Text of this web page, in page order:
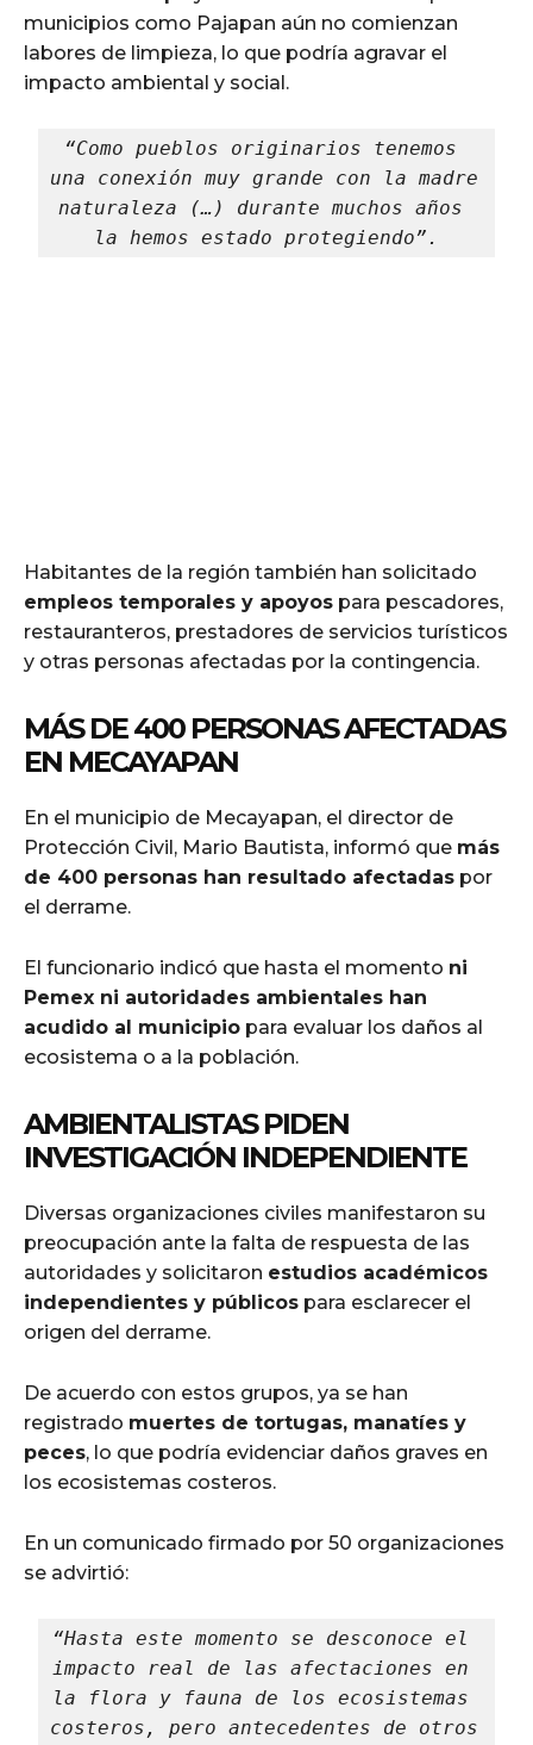
municipios como Pajapan aún no comienzan
labores de limpieza, lo que podría agravar el
impacto ambiental y social.
“Como pueblos originarios tenemos
una conexión muy grande con la madre
naturaleza (…) durante muchos años
la hemos estado protegiendo”.
Habitantes de la región también han solicitado
empleos temporales y apoyos para pescadores,
restauranteros, prestadores de servicios turísticos
y otras personas afectadas por la contingencia.
MÁS DE 400 PERSONAS AFECTADAS
EN MECAYAPAN
En el municipio de Mecayapan, el director de
Protección Civil, Mario Bautista, informó que más
de 400 personas han resultado afectadas por
el derrame.
El funcionario indicó que hasta el momento ni
Pemex ni autoridades ambientales han
acudido al municipio para evaluar los daños al
ecosistema o a la población.
AMBIENTALISTAS PIDEN
INVESTIGACIÓN INDEPENDIENTE
Diversas organizaciones civiles manifestaron su
preocupación ante la falta de respuesta de las
autoridades y solicitaron estudios académicos
independientes y públicos para esclarecer el
origen del derrame.
De acuerdo con estos grupos, ya se han
registrado muertes de tortugas, manatíes y
peces, lo que podría evidenciar daños graves en
los ecosistemas costeros.
En un comunicado firmado por 50 organizaciones
se advirtió:
“Hasta este momento se desconoce el
impacto real de las afectaciones en
la flora y fauna de los ecosistemas
costeros, pero antecedentes de otros